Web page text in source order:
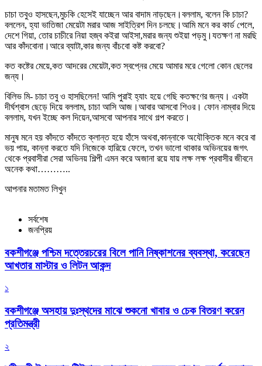
চাচা তবুও হাসছেন,মুচকি হেসেই যাচ্ছেন আর বাদাম নাড়ছেন।বললাম, বলেন কি চাচা?
বললেন, হ্যা ভাতিজা মেয়েটা মরার আজ সাইত্রিশ দিন চলছে।আমি মনে কর কার্ড পেলে,
দেশে গিয়া, তোর চাচীরে নিয়া হজ্ব কইরা আইসা,মরার জন্য শুইয়া পড়মু।যতক্ষণ না মরছি
আর কাঁদবোনা।আরে ব্যাটা,কার জন্য বাঁচবো কষ্ট করবো?
কত কষ্টের মেয়ে,কত আদরের মেয়েটা,কত স্বপ্নের মেয়ে আমার মরে গেলো কোন ছেলের
জন্য।
বিলিভ মি- চাচা তবু ও হাসছিলেন! আমি পুরাই হ্যাং হয়ে গেছি কতক্ষণের জন্য। একটা
দীর্ঘশ্বাস ছেড়ে দিয়ে বললাম, চাচা আসি আজ।আবার আসবো শিওর। ফোন নাম্বার দিয়ে
বললাম, যখন ইচ্ছে কল দিয়েন,আসবো আপনার সাথে গল্প করতে।
মানুষ মনে হয় কাঁদতে কাঁদতে ক্লান্ত হয়ে হাঁসে অথবা,কান্নাকে অযৌক্তিক মনে করে বা
ভয় পায়, কান্না করতে যদি নিজেকে হারিয়ে ফেলে, তখন ভালো থাকার অভিনয়ের জগৎ
থেকে প্রবাসীরা সেরা অভিনয় শিল্পী এমন করে অজানা রয়ে যায় লক্ষ লক্ষ প্রবাসীর জীবনে
অনেক কথা………..
আপনার মতামত লিখুন
সর্বশেষ
জনপ্রিয়
বকশীগঞ্জে পশ্চিম দত্তেরচরের বিলে পানি নিষ্কাশনের ব্যবস্থা, করেছেন
আখতার মাস্টার ও লিটন আকন্দ
১
বকশীগঞ্জে অসহায় দুঃস্থদের মাঝে শুকনো খাবার ও চেক বিতরণ করেন
প্রতিমন্ত্রী
২